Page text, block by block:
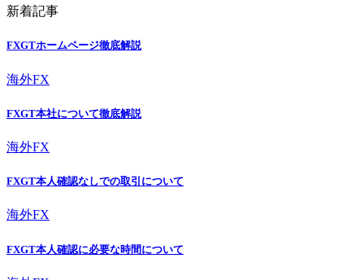
新着記事
FXGTホームページ徹底解説
海外FX
FXGT本社について徹底解説
海外FX
FXGT本人確認なしでの取引について
海外FX
FXGT本人確認に必要な時間について